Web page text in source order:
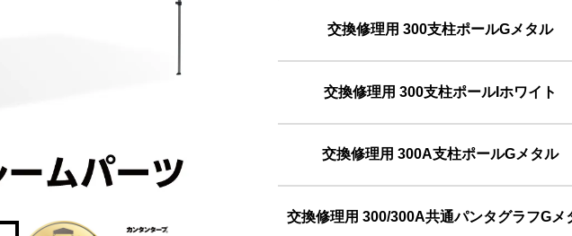
交換修理用 300支柱ポールGメタル
交換修理用 300支柱ポールIホワイト
交換修理用 300A支柱ポールGメタル
交換修理用 300/300A共通パンタグラフGメ